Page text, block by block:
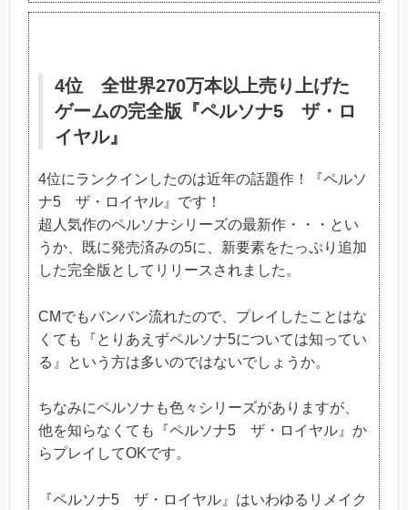
4位 全世界270万本以上売り上げた
ゲームの完全版『ペルソナ5 ザ・ロ
イヤル』
4位にランクインしたのは近年の話題作！『ペルソ
ナ5 ザ・ロイヤル』です！
超人気作のペルソナシリーズの最新作・・・とい
うか、既に発売済みの5に、新要素をたっぷり追加
した完全版としてリリースされました。
CMでもバンバン流れたので、プレイしたことはな
くても『とりあえずペルソナ5については知ってい
る』という方は多いのではないでしょうか。
ちなみにペルソナも色々シリーズがありますが、
他を知らなくても『ペルソナ5 ザ・ロイヤル』か
らプレイしてOKです。
『ペルソナ5 ザ・ロイヤル』はいわゆるリメイク